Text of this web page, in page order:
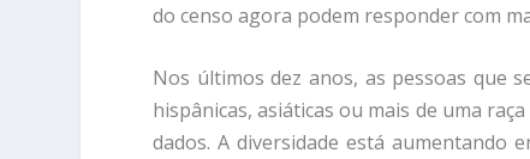
do censo agora podem responder com
Nos últimos dez anos, as pessoas que
hispânicas, asiáticas ou mais de uma
dados. A diversidade está aumentando